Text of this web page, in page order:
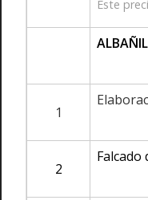
Este
1
2